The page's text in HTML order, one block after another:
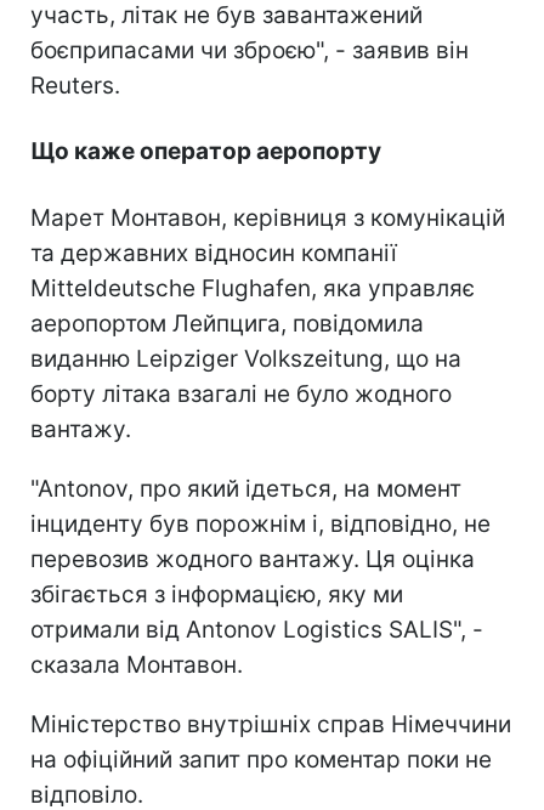
участь, літак не був завантажений
боєприпасами чи зброєю", - заявив він
Reuters.
Що каже оператор аеропорту
Марет Монтавон, керівниця з комунікацій
та державних відносин компанії
Mitteldeutsche Flughafen, яка управляє
аеропортом Лейпцига, повідомила
виданню Leipziger Volkszeitung, що на
борту літака взагалі не було жодного
вантажу.
"Antonov, про який ідеться, на момент
інциденту був порожнім і, відповідно, не
перевозив жодного вантажу. Ця оцінка
збігається з інформацією, яку ми
отримали від Antonov Logistics SALIS", -
сказала Монтавон.
Міністерство внутрішніх справ Німеччини
на офіційний запит про коментар поки не
відповіло.